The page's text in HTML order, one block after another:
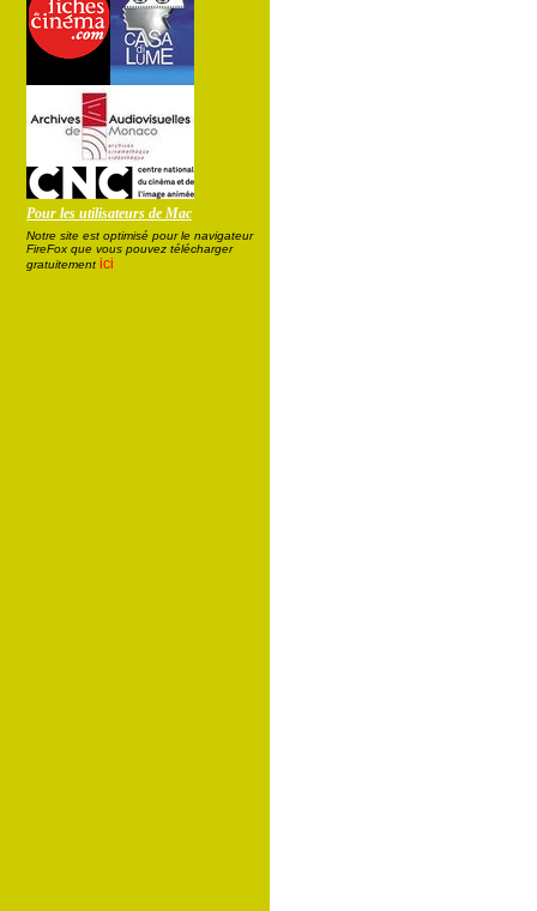
Pour les utilisateurs de Mac
Notre site est optimisé pour le navigateur
FireFox que vous pouvez télécharger
gratuitement ici